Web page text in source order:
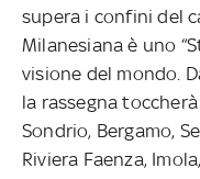
supera i confini del
Milanesiana è uno
visione del mondo.
la rassegna
Sondrio, Bergamo,
Riviera Faenza,